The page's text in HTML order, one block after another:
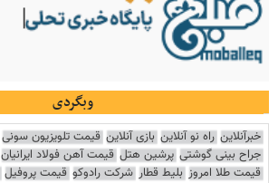
وبگردی
خبرآنلاین راه نو آنلاین بازی آنلاین قیمت تلویزیون سونی
جراح بینی گوشتی پرشین هتل قیمت آهن فولاد ایرانیان
قیمت طلا امروز بلیط قطار شرکت رادوکو قیمت پروفیل